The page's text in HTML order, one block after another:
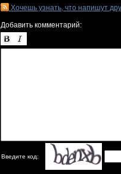
Хочешь узнать, что напишут
Добавить комментарий:
Введите код: